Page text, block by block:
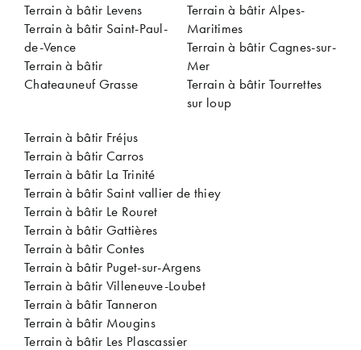
Terrain à bâtir Levens
Terrain à bâtir Saint-Paul-
de-Vence
Terrain à bâtir
Chateauneuf Grasse
Terrain à bâtir Alpes-
Maritimes
Terrain à bâtir Cagnes-sur-
Mer
Terrain à bâtir Tourrettes
sur loup
Terrain à bâtir Fréjus
Terrain à bâtir Carros
Terrain à bâtir La Trinité
Terrain à bâtir Saint vallier de thiey
Terrain à bâtir Le Rouret
Terrain à bâtir Gattières
Terrain à bâtir Contes
Terrain à bâtir Puget-sur-Argens
Terrain à bâtir Villeneuve-Loubet
Terrain à bâtir Tanneron
Terrain à bâtir Mougins
Terrain à bâtir Les Plascassier